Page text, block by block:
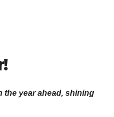
the year ahead, shining